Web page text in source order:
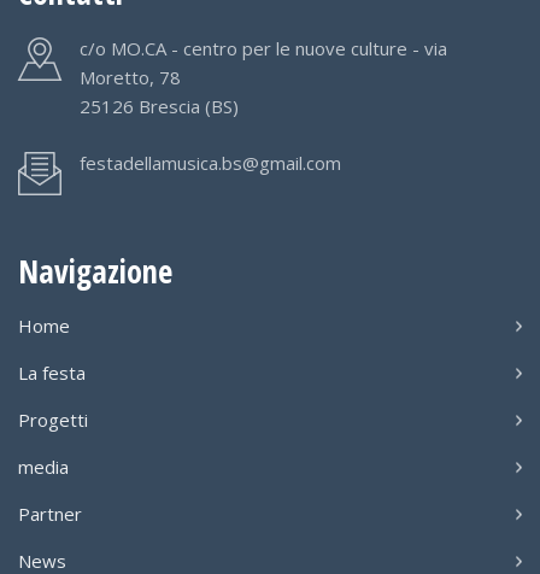
c/o MO.CA - centro per le nuove culture - via
Moretto, 78
25126 Brescia (BS)
festadellamusica.bs@gmail.com
Navigazione
Home
La festa
Progetti
media
Partner
News